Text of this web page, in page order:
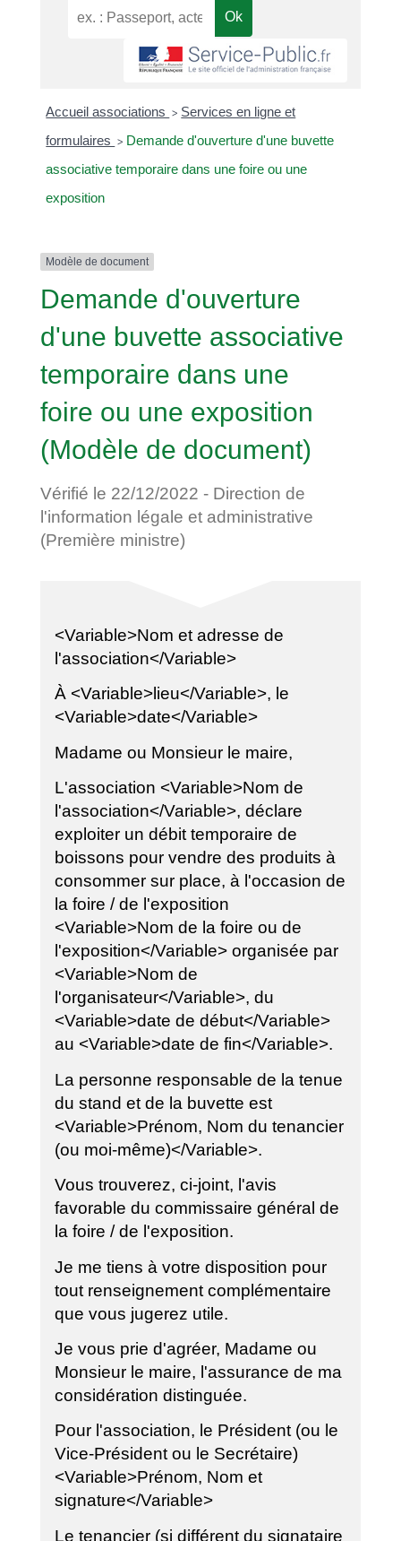
Accueil associations > Services en ligne et
formulaires > Demande d'ouverture d'une buvette
associative temporaire dans une foire ou une
exposition
Modèle de document
Demande d'ouverture
d'une buvette associative
temporaire dans une
foire ou une exposition
(Modèle de document)
Vérifié le 22/12/2022 - Direction de
l'information légale et administrative
(Première ministre)
<Variable>Nom et adresse de
l'association</Variable>
À <Variable>lieu</Variable>, le
<Variable>date</Variable>
Madame ou Monsieur le maire,
L'association <Variable>Nom de
l'association</Variable>, déclare
exploiter un débit temporaire de
boissons pour vendre des produits à
consommer sur place, à l'occasion de
la foire / de l'exposition
<Variable>Nom de la foire ou de
l'exposition</Variable> organisée par
<Variable>Nom de
l'organisateur</Variable>, du
<Variable>date de début</Variable>
au <Variable>date de fin</Variable>.
La personne responsable de la tenue
du stand et de la buvette est
<Variable>Prénom, Nom du tenancier
(ou moi-même)</Variable>.
Vous trouverez, ci-joint, l'avis
favorable du commissaire général de
la foire / de l'exposition.
Je me tiens à votre disposition pour
tout renseignement complémentaire
que vous jugerez utile.
Je vous prie d'agréer, Madame ou
Monsieur le maire, l'assurance de ma
considération distinguée.
Pour l'association, le Président (ou le
Vice-Président ou le Secrétaire)
<Variable>Prénom, Nom et
signature</Variable>
Le tenancier (si différent du signataire